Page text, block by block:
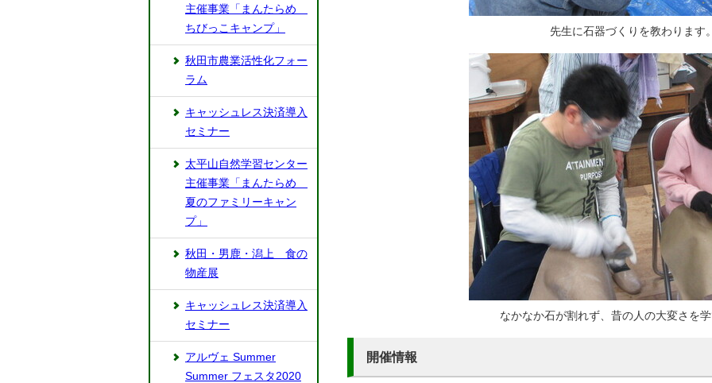
先生に石器づくりを教わります
なかなか石が割れず、昔の人の大変さを
開催情報
主催事業「まんたらめ
ちびっこキャンプ」
秋田市農業活性化フォー
ラム
キャッシュレス決済導入
セミナー
太平山自然学習センター
主催事業「まんたらめ
夏のファミリーキャン
プ」
秋田・男鹿・潟上 食の
物産展
キャッシュレス決済導入
セミナー
アルヴェ Summer
Summer フェスタ2020